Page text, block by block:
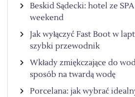
Beskid Sądecki: hotel ze
weekend
Jak wyłączyć Fast Boot w
szybki przewodnik
Wkłady zmiękczające do
sposób na twardą wodę
Porcelana: jak wybrać